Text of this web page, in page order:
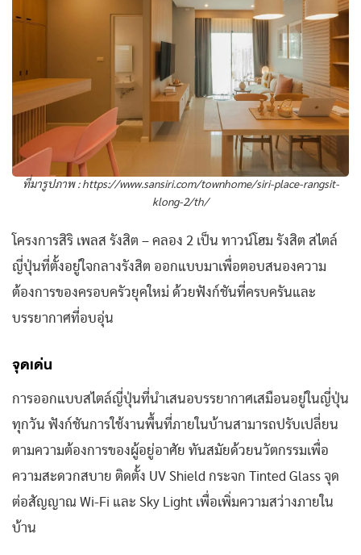
ที่มารูปภาพ : https://www.sansiri.com/townhome/siri-place-rangsit-
klong-2/th/
โครงการสิริ เพลส รังสิต – คลอง 2 เป็น ทาวน์โฮม รังสิต สไตล์
ญี่ปุ่นที่ตั้งอยู่ใจกลางรังสิต ออกแบบมาเพื่อตอบสนองความ
ต้องการของครอบครัวยุคใหม่ ด้วยฟังก์ชันที่ครบครันและ
บรรยากาศที่อบอุ่น
จุดเด่น
การออกแบบสไตล์ญี่ปุ่นที่นำเสนอบรรยากาศเสมือนอยู่ในญี่ปุ่น
ทุกวัน ฟังก์ชันการใช้งานพื้นที่ภายในบ้านสามารถปรับเปลี่ยน
ตามความต้องการของผู้อยู่อาศัย ทันสมัยด้วยนวัตกรรมเพื่อ
ความสะดวกสบาย ติดตั้ง UV Shield กระจก Tinted Glass จุด
ต่อสัญญาณ Wi-Fi และ Sky Light เพื่อเพิ่มความสว่างภายใน
บ้าน